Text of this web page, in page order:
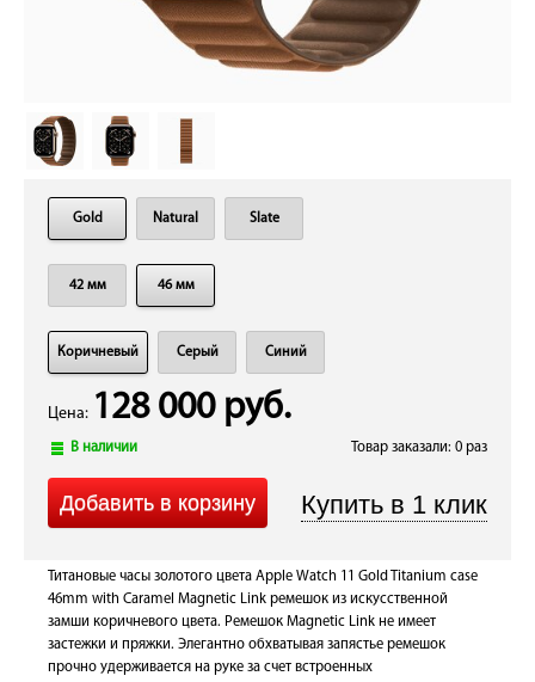
Gold Natural Slate
42 мм 46 мм
Коричневый Серый Синий
Цена: 128 000 руб.
В наличии Товар заказали: 0 раз
Титановые часы золотого цвета Apple Watch 11 Gold Titanium case
46mm with Caramel Magnetic Link ремешок из искусственной
замши коричневого цвета. Ремешок Magnetic Link не имеет
застежки и пряжки. Элегантно обхватывая запястье ремешок
прочно удерживается на руке за счет встроенных